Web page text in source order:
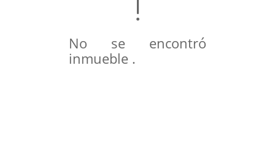
No se encontró
inmueble .